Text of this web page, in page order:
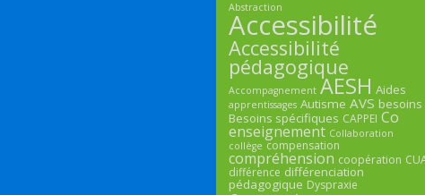
Abstraction
Accessibilité
Accessibilité
pédagogique
Accompagnement AESH Aides
apprentissages Autisme AVS besoins
Besoins spécifiques CAPPEI Co
enseignement Collaboration
collège compensation
compréhension coopération
différence différenciation
pédagogique Dyspraxie